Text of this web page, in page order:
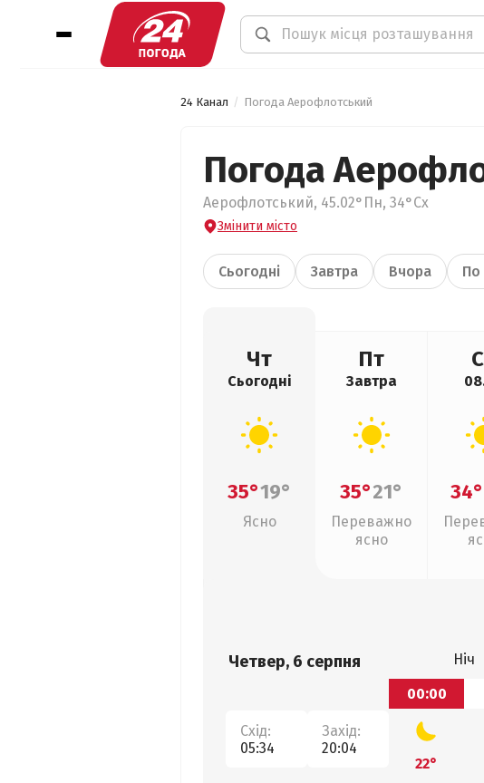
24 Канал Погода Аерофлотський
Погода
Аерофлотський, 45.02°Пн, 34°Сх
Змінити місто
Сьогодні Завтра Вчора По
Чт
Сьогодні
35°19°
Ясно
Пт
Завтра
35°21°
Переважно
ясно
34°
Четвер, 6 серпня
Схід:
05:34
Захід:
20:04
Ніч
00:00
22°